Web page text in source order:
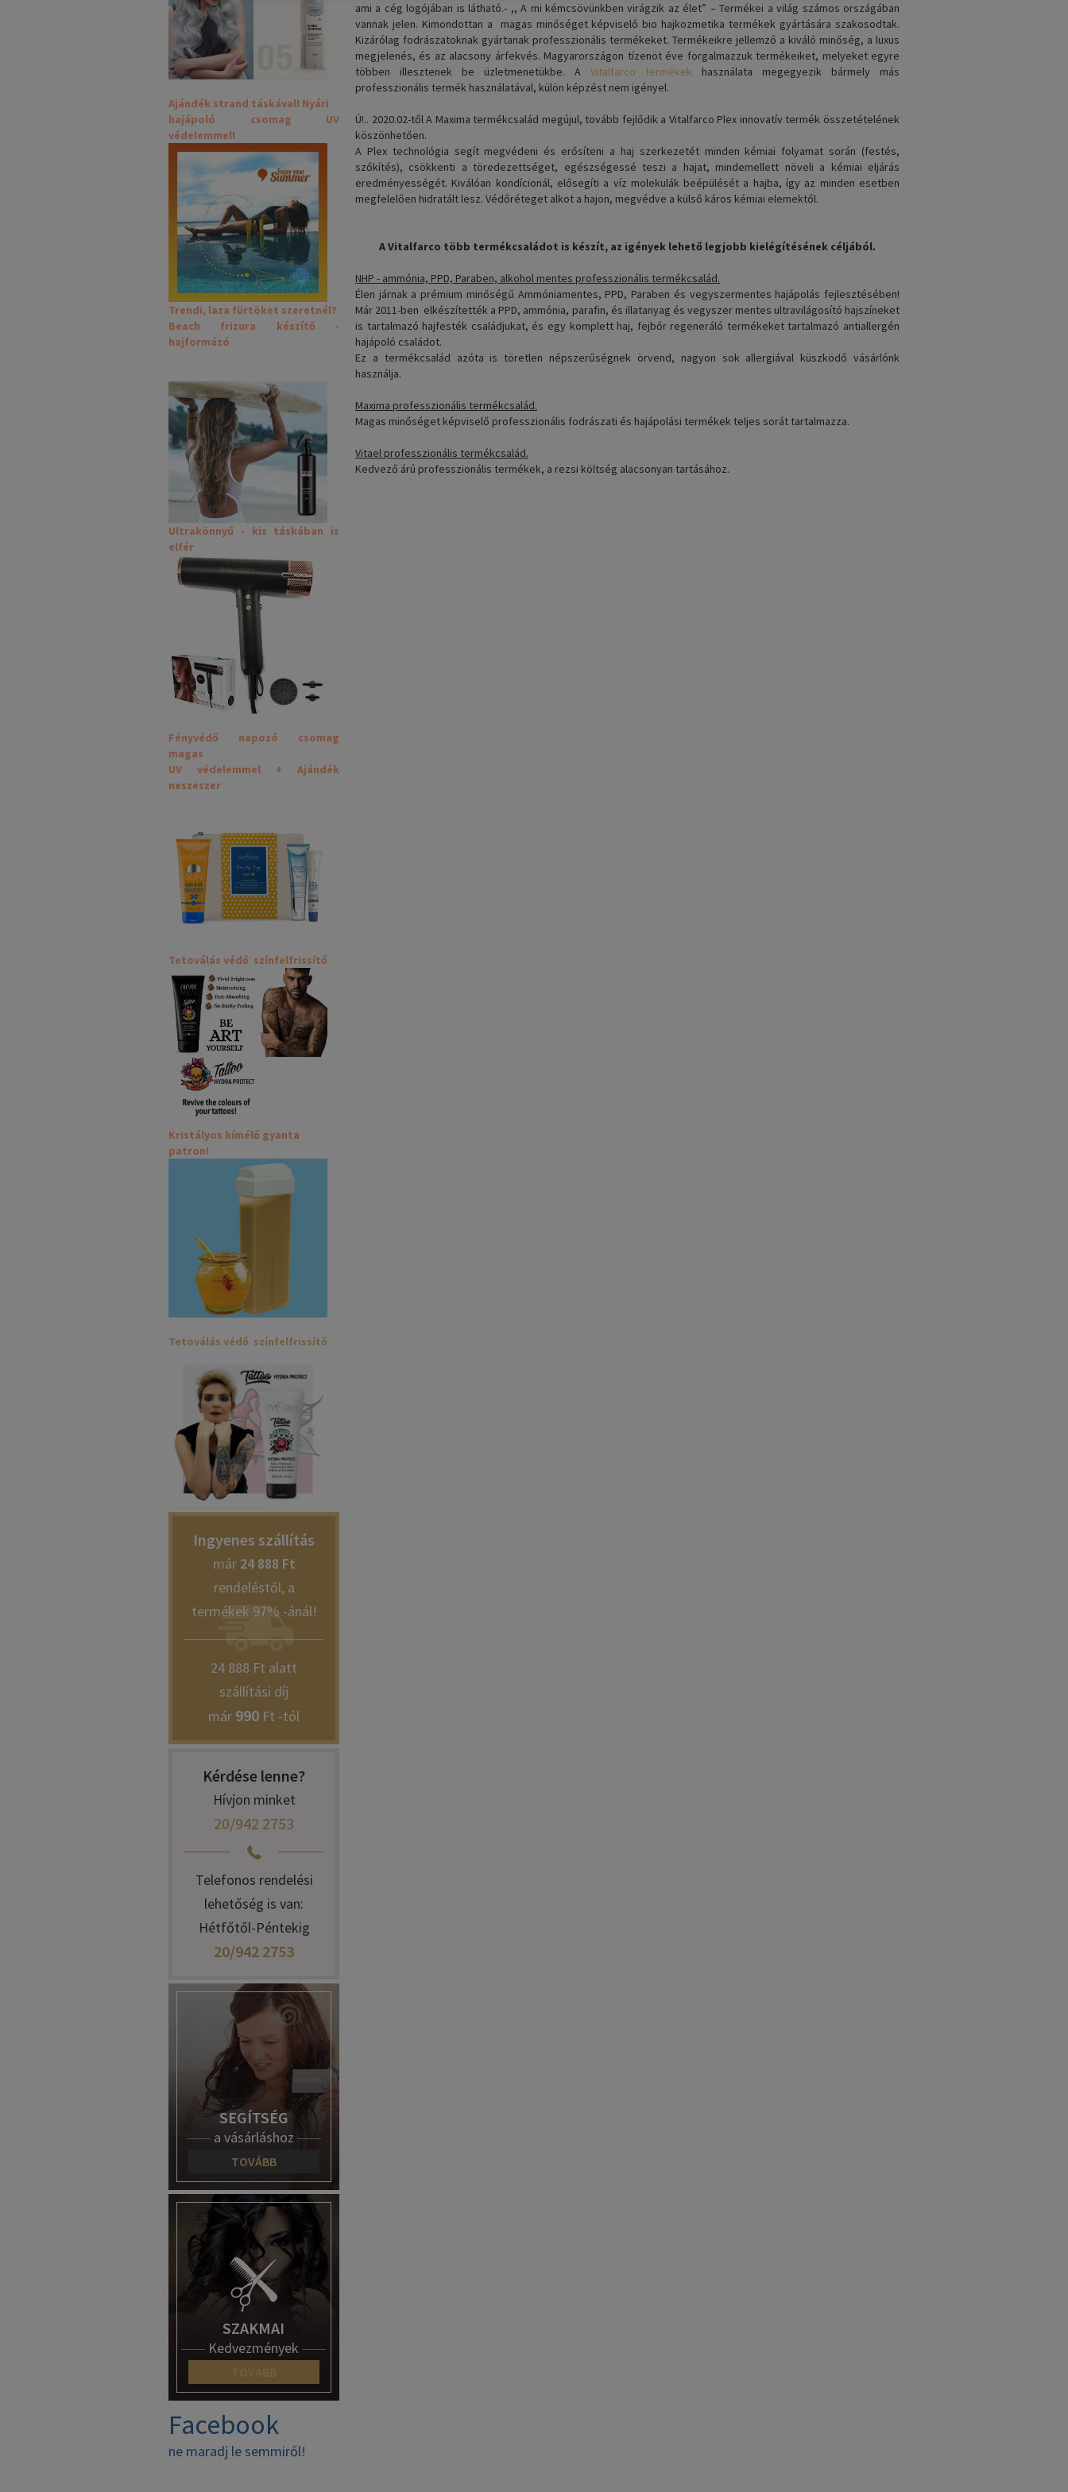
ami a cég logójában is látható.- ,, A mi kémcsövünkben virágzik az élet” – Termékei a világ számos országában
vannak jelen. Kimondottan a magas minőséget képviselő bio hajkozmetika termékek gyártására szakosodtak.
Kizárólag fodrászatoknak gyártanak professzionális termékeket. Termékeikre jellemző a kiváló minőség, a luxus
megjelenés, és az alacsony árfekvés. Magyarországon tízenöt éve forgalmazzuk termékeiket, melyeket egyre
többen illesztenek be üzletmenetükbe. A Vitalfarco termékek használata megegyezik bármely más
professzionális termék használatával, külön képzést nem igényel.
Ú!.. 2020.02-től A Maxima termékcsalád megújul, tovább fejlődik a Vitalfarco Plex innovatív termék összetételének
köszönhetően.
A Plex technológia segít megvédeni és erősíteni a haj szerkezetét minden kémiai folyamat során (festés,
szőkítés), csökkenti a töredezettséget, egészségessé teszi a hajat, mindemellett növeli a kémiai eljárás
eredményességét. Kiválóan kondícionál, elősegíti a víz molekulák beépülését a hajba, így az minden esetben
megfelelően hidratált lesz. Védőréteget alkot a hajon, megvédve a külső káros kémiai elemektől.
A Vitalfarco több termékcsaládot is készít, az igények lehető legjobb kielégítésének céljából.
NHP - ammónia, PPD, Paraben, alkohol mentes professzionális termékcsalád.
Élen járnak a prémium minőségű Ammóniamentes, PPD, Paraben és vegyszermentes hajápolás fejlesztésében!
Már 2011-ben elkészítették a PPD, ammónia, parafin, és illatanyag és vegyszer mentes ultravilágosító hajszíneket
is tartalmazó hajfesték családjukat, és egy komplett haj, fejbőr regeneráló termékeket tartalmazó antiallergén
hajápoló családot.
Ez a termékcsalád azóta is töretlen népszerűségnek örvend, nagyon sok allergiával küszködő vásárlónk
használja.
Maxima professzionális termékcsalád.
Magas minőséget képviselő professzionális fodrászati és hajápolási termékek teljes sorát tartalmazza.
Vitael professzionális termékcsalád.
Kedvező árú professzionális termékek, a rezsi költség alacsonyan tartásához.
Ajándék strand táskával! Nyári
hajápoló csomag UV
védelemmel!
Trendi, laza fürtöket szeretnél?
Beach frizura készítő -
hajformázó
Ultrakönnyű - kis táskában is
elfér
Fényvédő napozó csomag
magas
UV védelemmel + Ajándék
neszeszer
Tetoválás védő színfelfrissítő
Kristályos kímélő gyanta
patron!
Tetoválás védő színfelfrissítő
Ingyenes szállítás
már 24 888 Ft
rendeléstől, a
termékek 97% -ánál!
24 888 Ft alatt
szállítási díj
már 990 Ft -tól
Kérdése lenne?
Hívjon minket
20/942 2753
Telefonos rendelési
lehetőség is van:
Hétfőtől-Péntekig
20/942 2753
SEGÍTSÉG
a vásárláshoz
TOVÁBB
SZAKMAI
Kedvezmények
Facebook
ne maradj le semmiről!